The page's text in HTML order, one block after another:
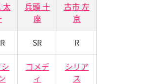
太
兵頭 十
座
古市 左
京
SR R
コメデ
ィ
シリア
ス